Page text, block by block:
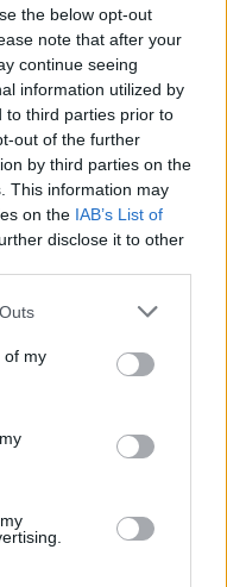
the below opt-out
note that after your
continue seeing
information utilized by
to third parties prior to
out of the further
by third parties on the
This information may
on the IAB’s List of
disclose it to other
one or more Google
You may click to
its third-party tags to
in below Google
of my
ηθικού
καθώς
την θλίψη,
σε άλλους
σε
σας
πιο Εύκολη
σε 2